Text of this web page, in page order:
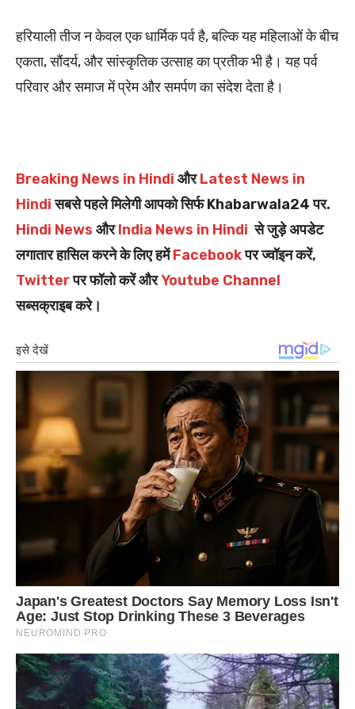
हरियाली तीज न केवल एक धार्मिक पर्व है, बल्कि यह महिलाओं के बीच
एकता, सौंदर्य, और सांस्कृतिक उत्साह का प्रतीक भी है। यह पर्व
परिवार और समाज में प्रेम और समर्पण का संदेश देता है।
Breaking News in Hindi औरLatest News in
Hindiसबसे पहले मिलेगी आपको सिर्फ Khabarwala24 पर.
Hindi News औरIndia News in Hindi से जुड़े अपडेट
लगातार हासिल करने के लिए हमेंFacebookपर ज्वॉइन करें,
Twitterपर फॉलो करें औरYoutube Channel
सब्सक्राइब करे।